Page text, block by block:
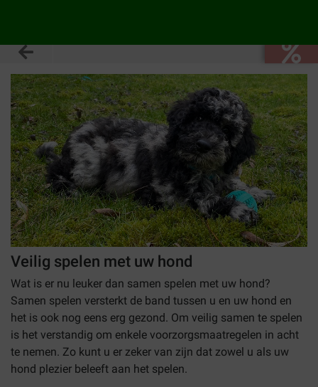
Veilig spelen met uw hond
Wat is er nu leuker dan samen spelen met uw hond?
Samen spelen versterkt de band tussen u en uw hond en
het is ook nog eens erg gezond. Om veilig samen te spelen
is het verstandig om enkele voorzorgsmaatregelen in acht
te nemen. Zo kunt u er zeker van zijn dat zowel u als uw
hond plezier beleeft aan het spelen.